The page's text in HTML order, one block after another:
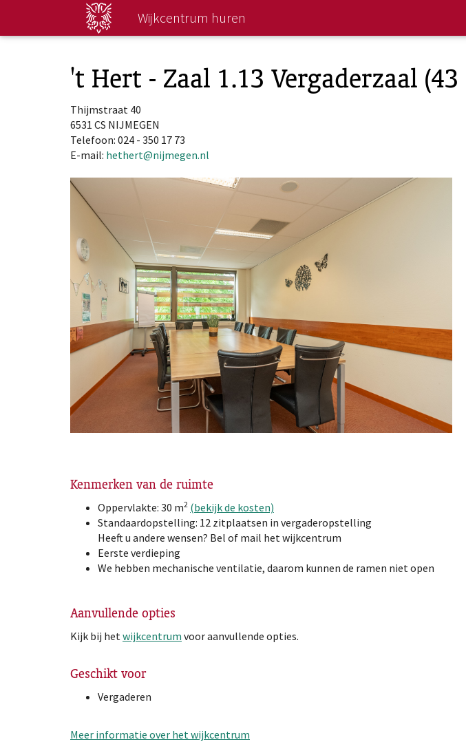
naar
Wijkcentrum huren
't Hert - Zaal 1.13 Vergaderzaal (43
Thijmstraat 40
6531 CS NIJMEGEN
Telefoon: 024 - 350 17 73
E-mail: hethert@nijmegen.nl
Kenmerken van de ruimte
Oppervlakte: 30 m2 (bekijk de kosten)
Standaardopstelling: 12 zitplaatsen in vergaderopstelling
Heeft u andere wensen? Bel of mail het wijkcentrum
Eerste verdieping
We hebben mechanische ventilatie, daarom kunnen de ramen niet open
Aanvullende opties
Kijk bij het wijkcentrum voor aanvullende opties.
Geschikt voor
Vergaderen
Meer informatie over het wijkcentrum